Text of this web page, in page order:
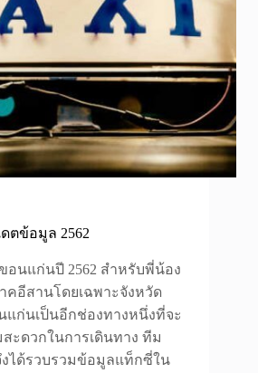
ตข้อมูล 2562
นแก่นปี 2562 สำหรับพี่น้อง
คอีสานโดยเฉพาะจังหวัด
ก่นเป็นอีกช่องทางหนึ่งที่จะ
ะดวกในการเดินทาง ทีม
ได้รวบรวมข้อมูลแท็กซี่ใน